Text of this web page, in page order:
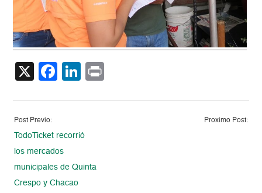
X Facebook
LinkedIn
Post Previo:
TodoTicket recorrió
los mercados
municipales de Quinta
Crespo y Chacao
Proximo Post: